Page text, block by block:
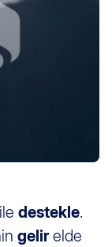
destekle.
gelirelde